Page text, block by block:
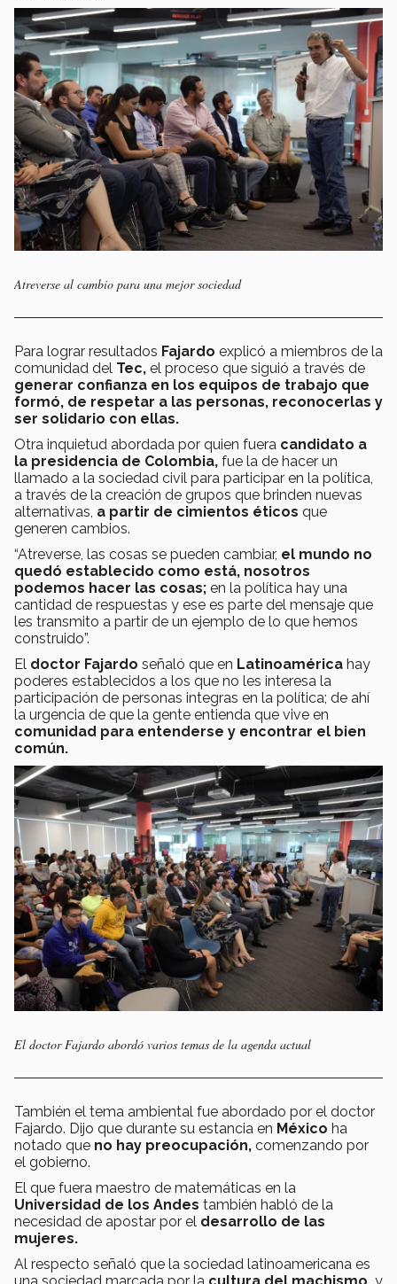
Atreverse al cambio para una mejor sociedad
Para lograr resultados Fajardo explicó a miembros de la
comunidad del Tec, el proceso que siguió a través de
generar confianza en los equipos de trabajo que
formó, de respetar a las personas, reconocerlas y
ser solidario con ellas.
Otra inquietud abordada por quien fuera candidato a
la presidencia de Colombia, fue la de hacer un
llamado a la sociedad civil para participar en la política,
a través de la creación de grupos que brinden nuevas
alternativas, a partir de cimientos éticos que
generen cambios.
“Atreverse, las cosas se pueden cambiar, el mundo no
quedó establecido como está, nosotros
podemos hacer las cosas; en la política hay una
cantidad de respuestas y ese es parte del mensaje que
les transmito a partir de un ejemplo de lo que hemos
construido”.
El doctor Fajardo señaló que en Latinoamérica hay
poderes establecidos a los que no les interesa la
participación de personas integras en la política; de ahí
la urgencia de que la gente entienda que vive en
comunidad para entenderse y encontrar el bien
común.
El doctor Fajardo abordó varios temas de la agenda actual
También el tema ambiental fue abordado por el doctor
Fajardo. Dijo que durante su estancia en México ha
notado que no hay preocupación, comenzando por
el gobierno.
El que fuera maestro de matemáticas en la
Universidad de los Andes también habló de la
necesidad de apostar por el desarrollo de las
mujeres.
Al respecto señaló que la sociedad latinoamericana es